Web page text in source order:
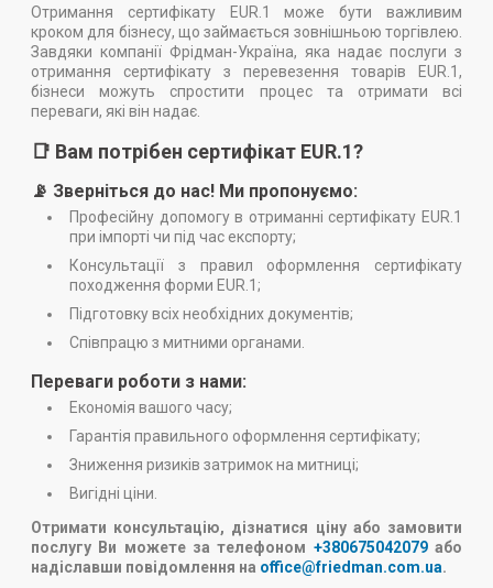
Отримання сертифікату EUR.1 може бути важливим
кроком для бізнесу, що займається зовнішньою торгівлею.
Завдяки компанії Фрідман-Україна, яка надає послуги з
отримання сертифікату з перевезення товарів EUR.1,
бізнеси можуть спростити процес та отримати всі
переваги, які він надає.
📑 Вам потрібен сертифікат EUR.1?
📡 Зверніться до нас! Ми пропонуємо:
Професійну допомогу в отриманні сертифікату EUR.1
при імпорті чи під час експорту;
Консультації з правил оформлення сертифікату
походження форми EUR.1;
Підготовку всіх необхідних документів;
Співпрацю з митними органами.
Переваги роботи з нами:
Економія вашого часу;
Гарантія правильного оформлення сертифікату;
Зниження ризиків затримок на митниці;
Вигідні ціни.
Отримати консультацію, дізнатися ціну або замовити
послугу Ви можете за телефоном +380675042079або
надіславши повідомлення на office@friedman.com.ua.